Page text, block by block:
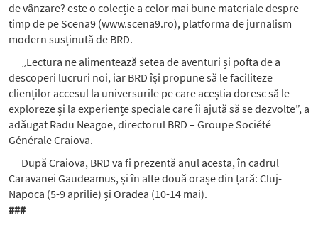
de vânzare? este o colecție a celor mai bune materiale despre
timp de pe Scena9 (www.scena9.ro), platforma de jurnalism
modern susținută de BRD.
„Lectura ne alimentează setea de aventuri și pofta de a
descoperi lucruri noi, iar BRD își propune să le faciliteze
clienților accesul la universurile pe care aceștia doresc să le
exploreze și la experiențe speciale care îi ajută să se dezvolte”, a
adăugat Radu Neagoe, directorul BRD – Groupe Société
Générale Craiova.
După Craiova, BRD va fi prezentă anul acesta, în cadrul
Caravanei Gaudeamus, și în alte două orașe din țară: Cluj-
Napoca (5-9 aprilie) și Oradea (10-14 mai).
###